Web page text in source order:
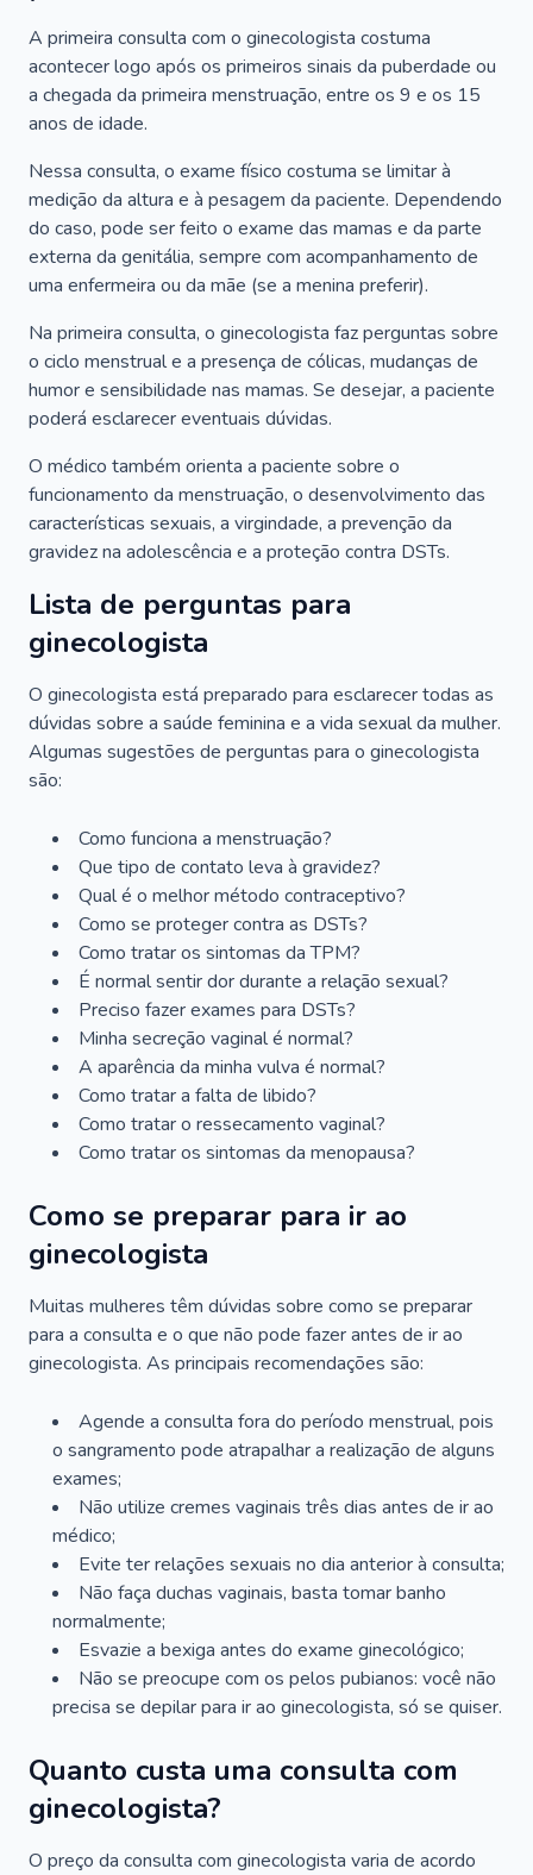
A primeira consulta com o ginecologista costuma
acontecer logo após os primeiros sinais da puberdade ou
a chegada da primeira menstruação, entre os 9 e os 15
anos de idade.
Nessa consulta, o exame físico costuma se limitar à
medição da altura e à pesagem da paciente. Dependendo
do caso, pode ser feito o exame das mamas e da parte
externa da genitália, sempre com acompanhamento de
uma enfermeira ou da mãe (se a menina preferir).
Na primeira consulta, o ginecologista faz perguntas sobre
o ciclo menstrual e a presença de cólicas, mudanças de
humor e sensibilidade nas mamas. Se desejar, a paciente
poderá esclarecer eventuais dúvidas.
O médico também orienta a paciente sobre o
funcionamento da menstruação, o desenvolvimento das
características sexuais, a virgindade, a prevenção da
gravidez na adolescência e a proteção contra DSTs.
Lista de perguntas para
ginecologista
O ginecologista está preparado para esclarecer todas as
dúvidas sobre a saúde feminina e a vida sexual da mulher.
Algumas sugestões de perguntas para o ginecologista
são:
Como funciona a menstruação?
Que tipo de contato leva à gravidez?
Qual é o melhor método contraceptivo?
Como se proteger contra as DSTs?
Como tratar os sintomas da TPM?
É normal sentir dor durante a relação sexual?
Preciso fazer exames para DSTs?
Minha secreção vaginal é normal?
A aparência da minha vulva é normal?
Como tratar a falta de libido?
Como tratar o ressecamento vaginal?
Como tratar os sintomas da menopausa?
Como se preparar para ir ao
ginecologista
Muitas mulheres têm dúvidas sobre como se preparar
para a consulta e o que não pode fazer antes de ir ao
ginecologista. As principais recomendações são:
Agende a consulta fora do período menstrual, pois
o sangramento pode atrapalhar a realização de alguns
exames;
Não utilize cremes vaginais três dias antes de ir ao
médico;
Evite ter relações sexuais no dia anterior à consulta;
Não faça duchas vaginais, basta tomar banho
normalmente;
Esvazie a bexiga antes do exame ginecológico;
Não se preocupe com os pelos pubianos: você não
precisa se depilar para ir ao ginecologista, só se quiser.
Quanto custa uma consulta com
ginecologista?
O preço da consulta com ginecologista varia de acordo